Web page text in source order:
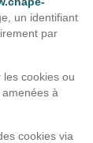
un identifiant
par
les cookies ou
à
cookies via